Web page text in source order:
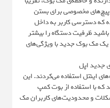
پیچ‌های مخصوصی برای بستن
که دسترسی کاربر به داخل
ظرفیت دستگاه را بیشتر
یک مک بوک جدید با ویژگی‌های
اینتل استفاده می‌کردند. این
که با استفاده از بوت کمپ
و محدودیت‌های کاربران مک